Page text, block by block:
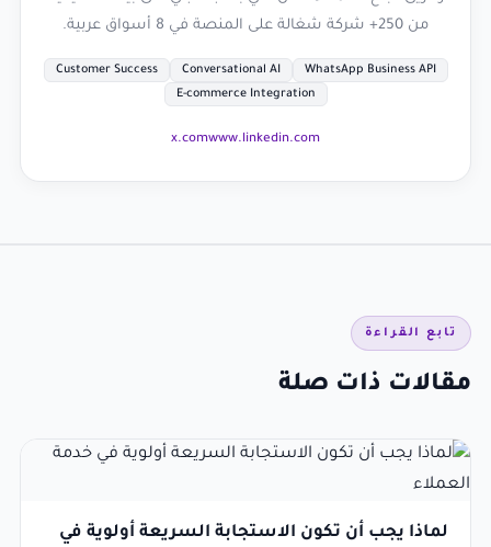
من 250+ شركة شغالة على المنصة في 8 أسواق عربية.
WhatsApp Business API
Conversational AI
Customer Success
E-commerce Integration
www.linkedin.com
x.com
تابع القراءة
مقالات ذات صلة
لماذا يجب أن تكون الاستجابة السريعة أولوية في